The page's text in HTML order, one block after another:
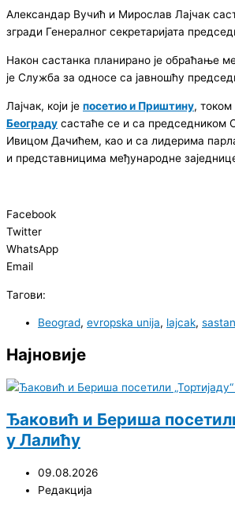
Александар Вучић и Мирослав Лајчак
згради Генералног секретаријата
Након састанка планирано је обраћање
је Служба за односе са јавношћу
Лајчак, који је посетио и Приштину, током
Београду састаће се и са председником
Ивицом Дачићем, као и са лидерима
и представницима међународне
Facebook
Twitter
WhatsApp
Email
Тагови:
Beograd, evropska unija, lajcak,
Најновије
Ђаковић и Бериша
у Лалићу
09.08.2026
Редакција